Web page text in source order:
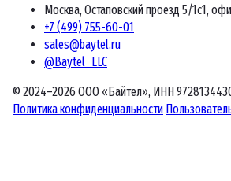
Москва, Остаповский проезд 5/1с1,
+7 (499) 755-60-01
sales@baytel.ru
@Baytel_LLC
© 2024–2026 ООО «Байтел», ИНН
Политика конфиденциальности